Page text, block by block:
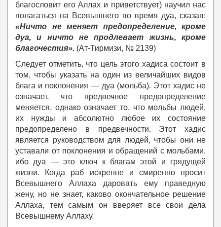
благословит его Аллах и приветствует) научил нас
полагаться на Всевышнего во время дуа, сказав:
«Ничто не меняет предопределение, кроме
дуа, и ничто не продлевает жизнь, кроме
благочестия». (Ат-Тирмизи, № 2139)
Следует отметить, что цель этого хадиса состоит в
том, чтобы указать на один из величайших видов
блага и поклонения — дуа (мольба). Этот хадис не
означает, что предвечное предопределение
меняется, однако означает то, что мольбы людей,
их нужды и абсолютно любое их состояние
предопределено в предвечности. Этот хадис
является руководством для людей, чтобы они не
уставали от поклонения и обращений с мольбами,
ибо дуа — это ключ к благам этой и грядущей
жизни. Когда раб искренне и смиренно просит
Всевышнего Аллаха даровать ему праведную
жену, но не знает, каково окончательное решение
Аллаха, тем самым он вверяет все свои дела
Всевышнему Аллаху.